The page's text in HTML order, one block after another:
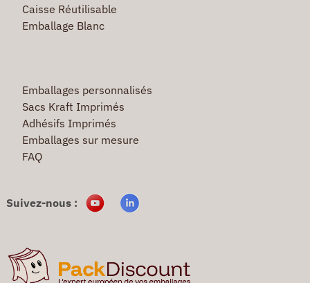
Caisse Réutilisable
Emballage Blanc
Emballages personnalisés
Sacs Kraft Imprimés
Adhésifs Imprimés
Emballages sur mesure
FAQ
Suivez-nous :